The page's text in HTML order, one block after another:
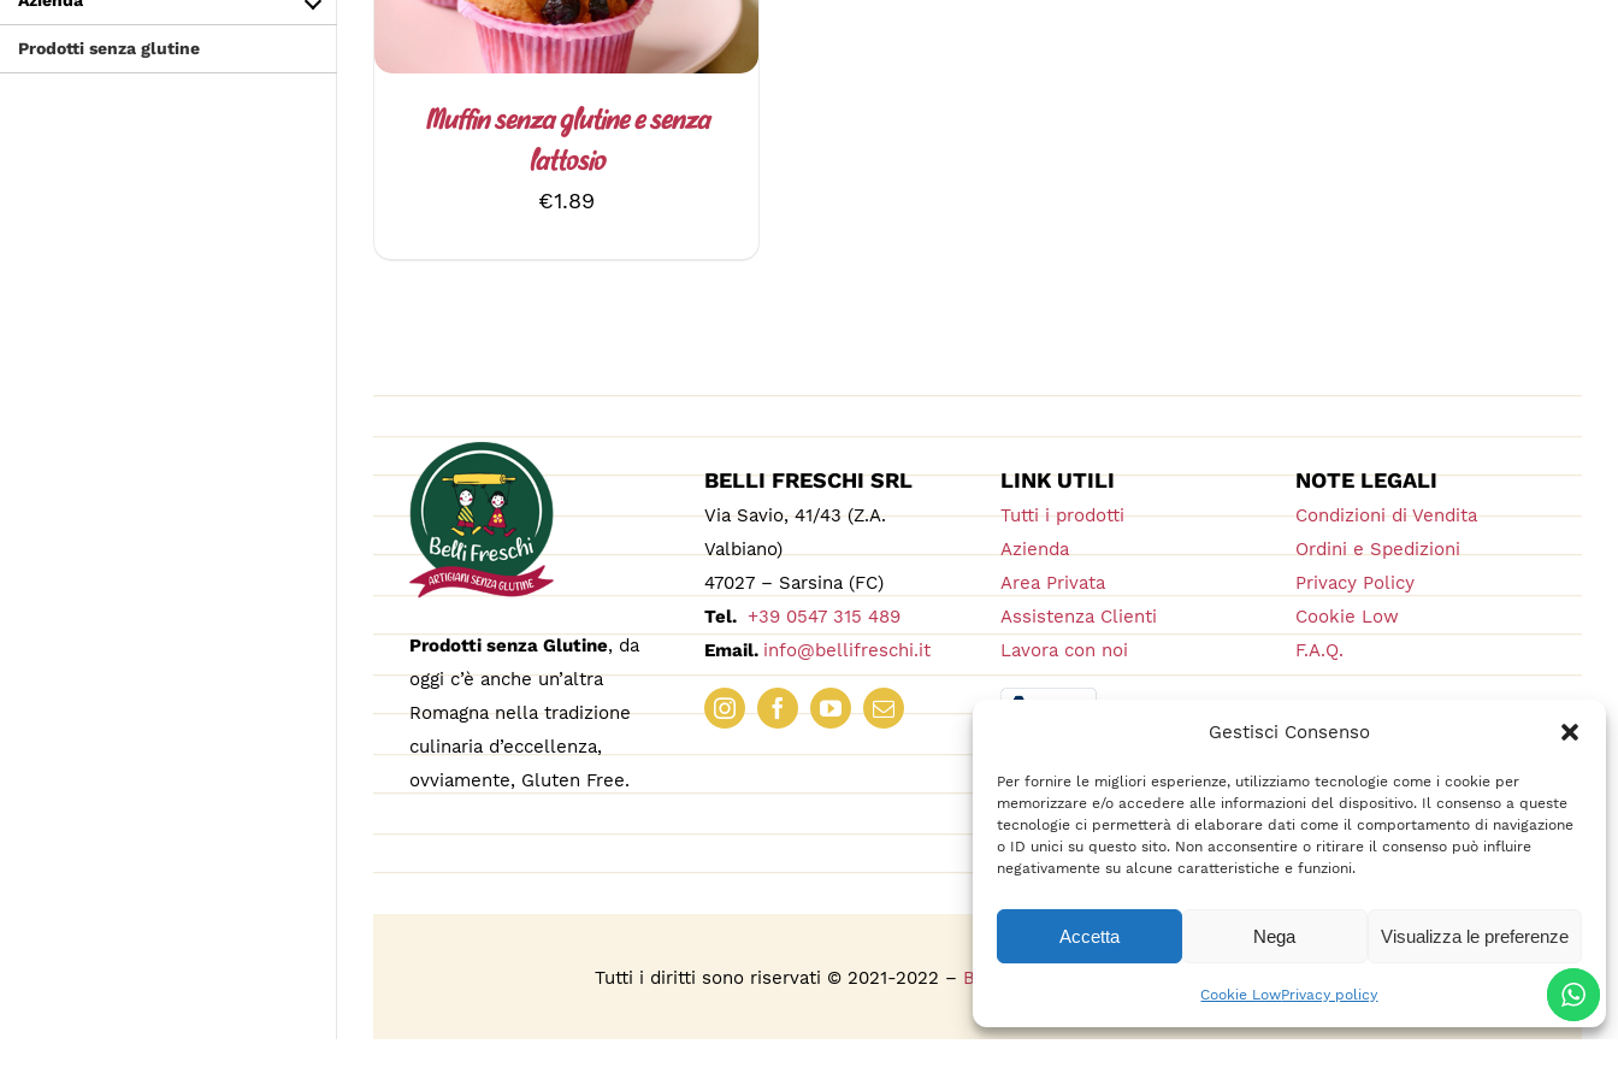
Gestisci Consenso
Per fornire le migliori esperienze, utilizziamo tecnologie come i cookie per
memorizzare e/o accedere alle informazioni del dispositivo. Il consenso a queste
tecnologie ci permetterà di elaborare dati come il comportamento di navigazione
o ID unici su questo sito. Non acconsentire o ritirare il consenso può influire
negativamente su alcune caratteristiche e funzioni.
Accetta Nega Visualizza le preferenze
Cookie LowPrivacy policy
Prodotti senza glutine
LE
OPZIONI
POSSONO
SCELTE
NELLA
PAGINA
PRODOTTO
Muffin senza glutine e senza
lattosio
€1.89
Prodotti senza Glutine, da
oggi c’è anche un’altra
Romagna nella tradizione
culinaria d’eccellenza,
ovviamente, Gluten Free.
BELLI FRESCHI SRL
Via Savio, 41/43 (Z.A.
Valbiano)
47027 – Sarsina (FC)
Tel. +39 0547 315 489
Email. info@bellifreschi.it
LINK UTILI
Tutti i prodotti
Azienda
Area Privata
Assistenza Clienti
Lavora con noi
NOTE LEGALI
Condizioni di Vendita
Ordini e Spedizioni
Privacy Policy
Cookie Low
F.A.Q.
Tutti i diritti sono riservati © 2021-2022 – BelliFreschi